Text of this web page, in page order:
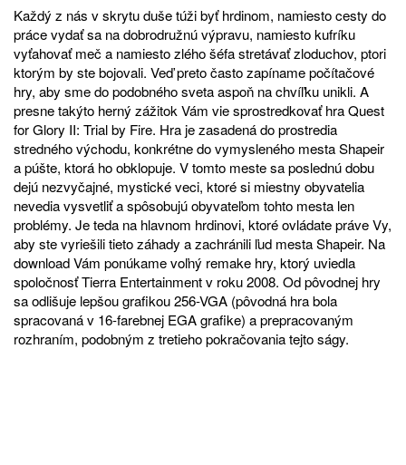
Každý z nás v skrytu duše túži byť hrdinom, namiesto cesty do
práce vydať sa na dobrodružnú výpravu, namiesto kufríku
vyťahovať meč a namiesto zlého šéfa stretávať zloduchov, ptori
ktorým by ste bojovali. Veď preto často zapíname počítačové
hry, aby sme do podobného sveta aspoň na chvíľku unikli. A
presne takýto herný zážitok Vám vie sprostredkovať hra Quest
for Glory II: Trial by Fire. Hra je zasadená do prostredia
stredného východu, konkrétne do vymysleného mesta Shapeir
a púšte, ktorá ho obklopuje. V tomto meste sa poslednú dobu
dejú nezvyčajné, mystické veci, ktoré si miestny obyvatelia
nevedia vysvetliť a spôsobujú obyvateľom tohto mesta len
problémy. Je teda na hlavnom hrdinovi, ktoré ovládate práve Vy,
aby ste vyriešili tieto záhady a zachránili ľud mesta Shapeir. Na
download Vám ponúkame voľný remake hry, ktorý uviedla
spoločnosť Tierra Entertainment v roku 2008. Od pôvodnej hry
sa odlišuje lepšou grafikou 256-VGA (pôvodná hra bola
spracovaná v 16-farebnej EGA grafike) a prepracovaným
rozhraním, podobným z tretieho pokračovania tejto ságy.